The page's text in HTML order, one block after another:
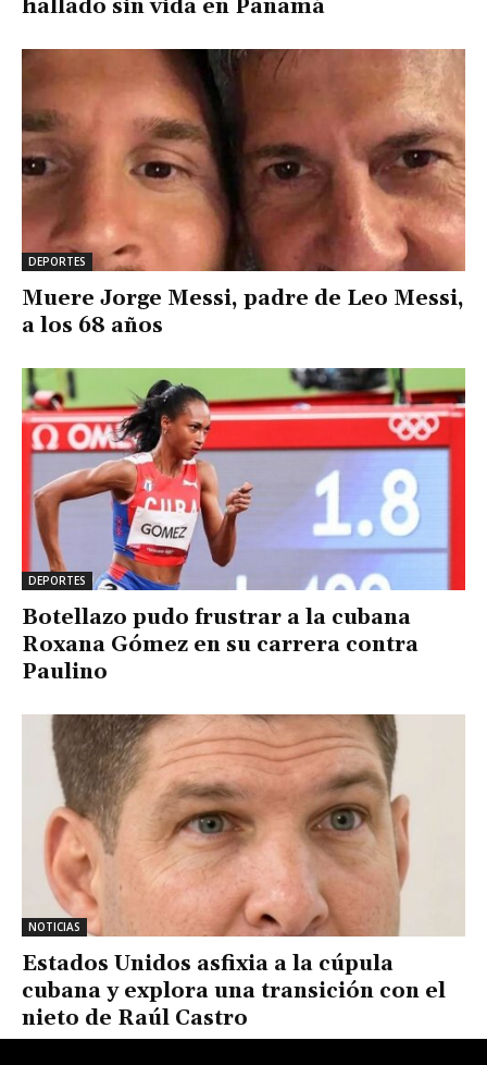
hallado sin vida en Panamá
DEPORTES
Muere Jorge Messi, padre de Leo Messi,
a los 68 años
DEPORTES
Botellazo pudo frustrar a la cubana
Roxana Gómez en su carrera contra
Paulino
NOTICIAS
Estados Unidos asfixia a la cúpula
cubana y explora una transición con el
nieto de Raúl Castro